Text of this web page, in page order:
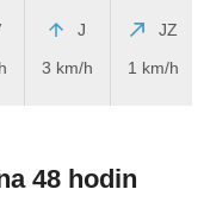
J
3 km/h
JZ
1 km/h
48 hodin